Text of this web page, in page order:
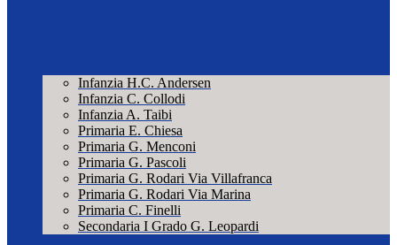
Infanzia H.C. Andersen
Infanzia C. Collodi
Infanzia A. Taibi
Primaria E. Chiesa
Primaria G. Menconi
Primaria G. Pascoli
Primaria G. Rodari Via Villafranca
Primaria G. Rodari Via Marina
Primaria C. Finelli
Secondaria I Grado G. Leopardi